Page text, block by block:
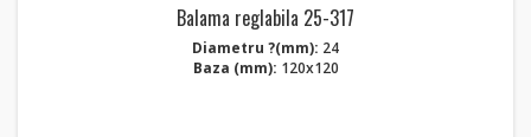
Balama reglabila 25-317
Diametru ?(mm): 24
Baza (mm): 120x120